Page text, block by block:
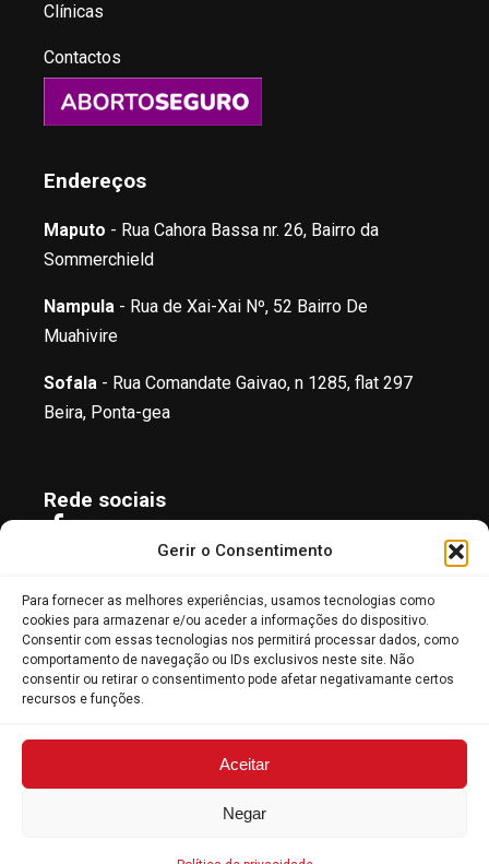
Gerir o Consentimento
Para fornecer as melhores experiências, usamos tecnologias como
cookies para armazenar e/ou aceder a informações do dispositivo.
Consentir com essas tecnologias nos permitirá processar dados, como
comportamento de navegação ou IDs exclusivos neste site. Não
consentir ou retirar o consentimento pode afetar negativamante certos
recursos e funções.
Aceitar
Negar
Clínicas
Contactos
Endereços
Maputo - Rua Cahora Bassa nr. 26, Bairro da
Sommerchield
Nampula - Rua de Xai-Xai Nº, 52 Bairro De
Muahivire
Sofala - Rua Comandate Gaivao, n 1285, flat 297
Beira, Ponta-gea
Rede sociais
Facebook
Linkedin
© 2026 DKT Mozambique. Todos direitos